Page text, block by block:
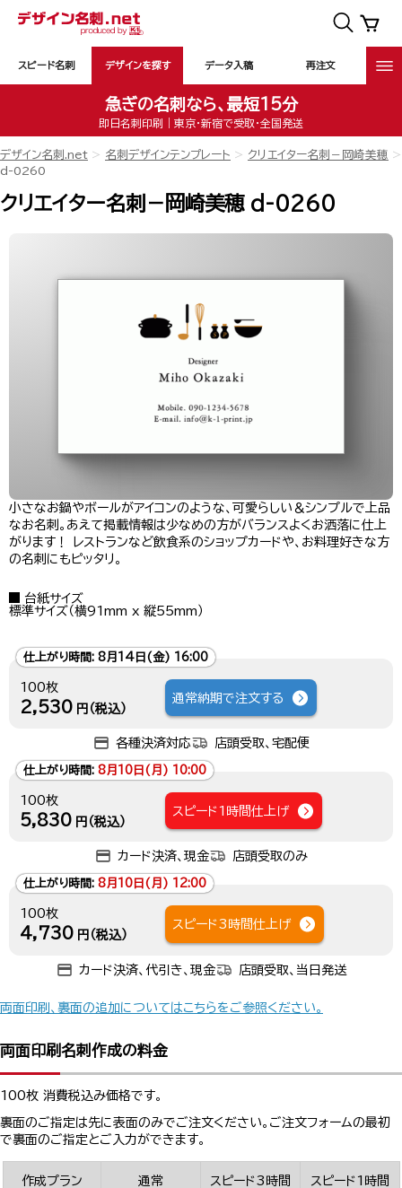
スピード名刺 デザインを探す データ入稿 再注文
急ぎの名刺なら、最短15分
即日名刺印刷｜東京・新宿で受取・全国発送
デザイン名刺.net 名刺デザインテンプレート
クリエイター名刺－岡崎美穂
d-0260
クリエイター名刺－岡崎美穂 d-0260
小さなお鍋やボールがアイコンのような、可愛らしい＆シンプルで上品
なお名刺。あえて掲載情報は少なめの方がバランスよくお洒落に仕上
がります！ レストランなど飲食系のショップカードや、お料理好きな方
の名刺にもピッタリ。
台紙サイズ
標準サイズ（横91mm x 縦55mm）
仕上がり時間: 8月14日(金) 16:00
100枚
2,530 円（税込）
通常納期で注文する
各種決済対応 店頭受取、宅配便
仕上がり時間: 8月10日(月) 10:00
100枚
5,830 円（税込）
スピード1時間仕上げ
カード決済、現金 店頭受取のみ
仕上がり時間: 8月10日(月) 12:00
100枚
4,730 円（税込）
スピード3時間仕上げ
カード決済、代引き、現金 店頭受取、当日発送
両面印刷、裏面の追加についてはこちらをご参照ください。
両面印刷名刺作成の料金
100枚 消費税込み価格です。
裏面のご指定は先に表面のみでご注文ください。ご注文フォームの最初
で裏面のご指定とご入力ができます。
作成プラン 通常 スピード3時間 スピード1時間